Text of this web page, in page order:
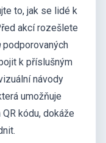
to, jak se lidé k
akcí rozešlete
podporovaných
k příslušným
návody
umožňuje
kódu, dokáže